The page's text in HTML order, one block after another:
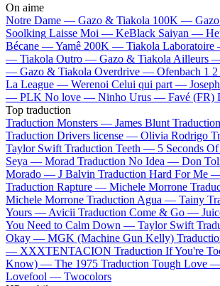
On aime
Notre Dame — Gazo & Tiakola 100K — Gazo
Soolking Laisse Moi — KeBlack Saiyan —
Bécane —Yamê 200K — Tiakola
— Tiakola Outro — Gazo & Tiakola Ailleurs
— Gazo & Tiakola Overdrive — Ofenbach 1
La League — Werenoi Celui qui part —
— PLK No love — Ninho Urus — Favé (FR)
Top traduction
Traduction Monsters — James Blunt
Traduction Drivers license — Olivia Rodrigo
Taylor Swift Traduction Teeth — 5 Seconds
Seya — Morad Traduction No Idea — Don
Morado — J Balvin Traduction Hard For Me
Traduction Rapture — Michele Morrone
Michele Morrone Traduction Agua — Tainy
Yours — Avicii Traduction Come & Go —
You Need to Calm Down — Taylor Swift
Okay — MGK (Machine Gun Kelly)
— XXXTENTACION Traduction If You're
Know) — The 1975 Traduction Tough Love
Lovefool — Twocolors